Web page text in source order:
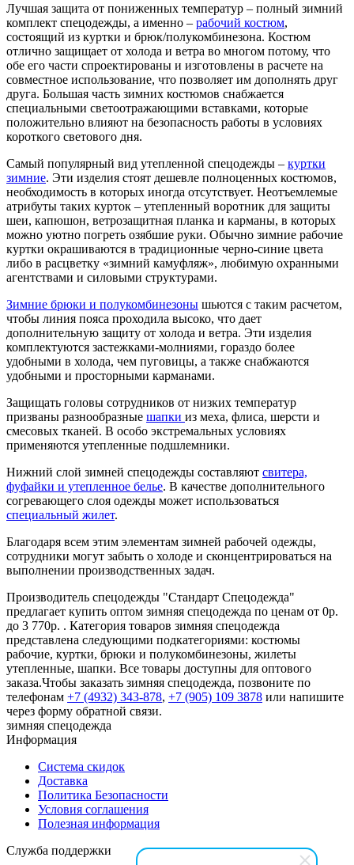
Лучшая защита от пониженных температур – полный зимний
комплект спецодежды, а именно – рабочий костюм,
состоящий из куртки и брюк/полукомбинезона. Костюм
отлично защищает от холода и ветра во многом потому, что
обе его части спроектированы и изготовлены в расчете на
совместное использование, что позволяет им дополнять друг
друга. Большая часть зимних костюмов снабжается
специальными светоотражающими вставками, которые
положительно влияют на безопасность работы в условиях
короткого светового дня.
Самый популярный вид утепленной спецодежды – куртки
зимние. Эти изделия стоят дешевле полноценных костюмов,
необходимость в которых иногда отсутствует. Неотъемлемые
атрибуты таких курток – утепленный воротник для защиты
шеи, капюшон, ветрозащитная планка и карманы, в которых
можно уютно погреть озябшие руки. Обычно зимние рабочие
куртки окрашиваются в традиционные черно-синие цвета
либо в расцветку «зимний камуфляж», любимую охранными
агентствами и силовыми структурами.
Зимние брюки и полукомбинезоны шьются с таким расчетом,
чтобы линия пояса проходила высоко, что дает
дополнительную защиту от холода и ветра. Эти изделия
комплектуются застежками-молниями, гораздо более
удобными в холода, чем пуговицы, а также снабжаются
удобными и просторными карманами.
Защищать головы сотрудников от низких температур
призваны разнообразные шапки из меха, флиса, шерсти и
смесовых тканей. В особо экстремальных условиях
применяются утепленные подшлемники.
Нижний слой зимней спецодежды составляют свитера,
фуфайки и утепленное белье. В качестве дополнительного
согревающего слоя одежды может использоваться
специальный жилет.
Благодаря всем этим элементам зимней рабочей одежды,
сотрудники могут забыть о холоде и сконцентрироваться на
выполнении производственных задач.
Производитель спецодежды "Стандарт Спецодежда"
предлагает купить оптом зимняя спецодежда по ценам от 0р.
до 3 770р. . Категория товаров зимняя спецодежда
представлена следующими подкатегориями: костюмы
рабочие, куртки, брюки и полукомбинезоны, жилеты
утепленные, шапки. Все товары доступны для оптового
заказа.Чтобы заказать зимняя спецодежда, позвоните по
телефонам +7 (4932) 343-878, +7 (905) 109 3878 или напишите
через форму обратной связи.
зимняя спецодежда
Информация
Система скидок
Доставка
Политика Безопасности
Условия соглашения
Полезная информация
Служба поддержки